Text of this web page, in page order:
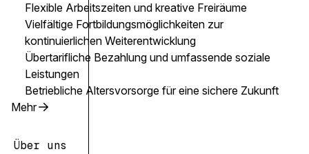
Über uns
Flexible Arbeitszeiten und kreative Freiräume
Vielfältige Fortbildungsmöglichkeiten zur
kontinuierlichen Weiterentwicklung
Übertarifliche Bezahlung und umfassende soziale
Leistungen
Betriebliche Altersvorsorge für eine sichere Zukunft
Mehr